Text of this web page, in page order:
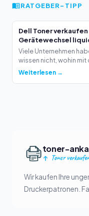
RATGEBER-TIPP
Dell Toner
Gerätewechsel
Viele Unternehmen
wissen nicht, wohin mit
Weiterlesen →
toner-
Toner
Wir kaufen Ihre
Druckerpatronen.